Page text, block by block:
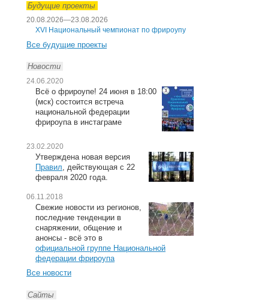
Будущие проекты
20.08.2026—23.08.2026
XVI Национальный чемпионат по фрироупу
Все будущие проекты
Новости
24.06.2020
Всё о фрироупе! 24 июня в 18:00
(мск) состоится встреча
национальной федерации
фрироупа в инстаграме
23.02.2020
Утверждена новая версия
Правил, действующая с 22
февраля 2020 года.
06.11.2018
Свежие новости из регионов,
последние тенденции в
снаряжении, общение и
анонсы - всё это в
официальной группе Национальной
федерации фрироупа
Все новости
Сайты